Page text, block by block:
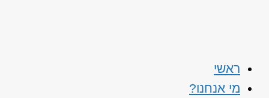
ראשי
מי אנחנו?